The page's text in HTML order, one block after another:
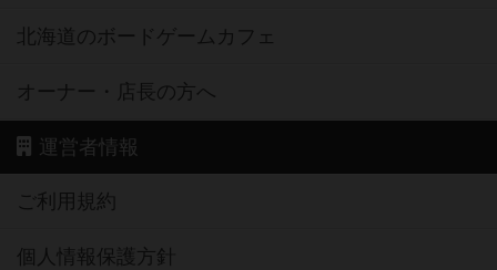
北海道のボードゲームカフェ
オーナー・店長の方へ
運営者情報
ご利用規約
個人情報保護方針